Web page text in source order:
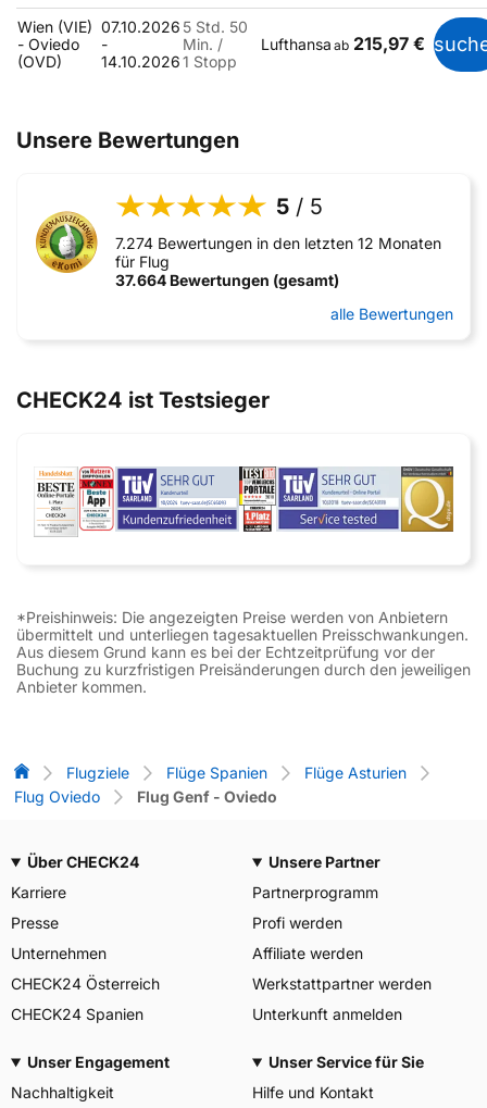
Wien (VIE)
- Oviedo
(OVD)
07.10.2026
-
14.10.2026
5 Std. 50
Min. /
1 Stopp
Lufthansa ab 215,97 €
Unsere Bewertungen
5 / 5
7.274 Bewertungen in den letzten 12 Monaten
für Flug
37.664 Bewertungen (gesamt)
alle Bewertungen
CHECK24 ist Testsieger
*Preishinweis: Die angezeigten Preise werden von Anbietern
übermittelt und unterliegen tagesaktuellen Preisschwankungen.
Aus diesem Grund kann es bei der Echtzeitprüfung vor der
Buchung zu kurzfristigen Preisänderungen durch den jeweiligen
Anbieter kommen.
Flug-Vergleich
Flugziele Flüge Spanien
Flüge Asturien
Flug Oviedo
Flug Genf - Oviedo
Über CHECK24
Karriere
Presse
Unternehmen
CHECK24 Österreich
CHECK24 Spanien
Unsere Partner
Partnerprogramm
Profi werden
Affiliate werden
Werkstattpartner werden
Unterkunft anmelden
Unser Engagement
Nachhaltigkeit
Unser Service für Sie
Hilfe und Kontakt